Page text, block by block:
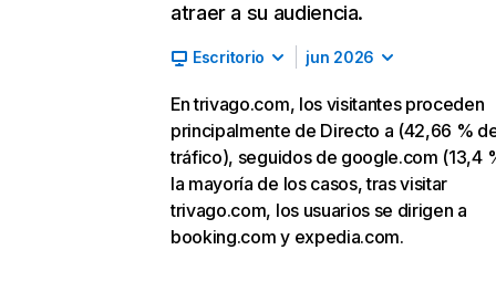
atraer a su audiencia.
Escritorio jun 2026
En trivago.com, los visitantes proceden
principalmente de Directo a (42,66 %
tráfico), seguidos de google.com (13,4
la mayoría de los casos, tras visitar
trivago.com, los usuarios se dirigen a
booking.com y expedia.com.